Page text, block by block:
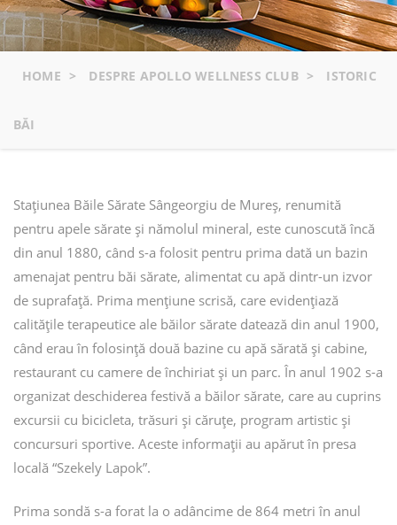
HOME > DESPRE APOLLO WELLNESS CLUB > ISTORIC
BĂI
Staţiunea Băile Sărate Sângeorgiu de Mureş, renumită
pentru apele sărate şi nămolul mineral, este cunoscută încă
din anul 1880, când s-a folosit pentru prima dată un bazin
amenajat pentru băi sărate, alimentat cu apă dintr-un izvor
de suprafaţă. Prima mențiune scrisă, care evidențiază
calitățile terapeutice ale băilor sărate datează din anul 1900,
când erau în folosinţă două bazine cu apă sărată și cabine,
restaurant cu camere de închiriat și un parc. În anul 1902 s-a
organizat deschiderea festivă a băilor sărate, care au cuprins
excursii cu bicicleta, trăsuri și căruţe, program artistic și
concursuri sportive. Aceste informaţii au apărut în presa
locală “Szekely Lapok”.
Prima sondă s-a forat la o adâncime de 864 metri în anul